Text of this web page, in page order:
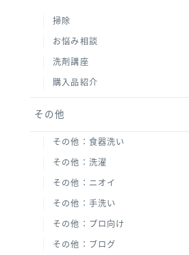
掃除
お悩み相談
洗剤講座
購入品紹介
その他
その他：食器洗い
その他：洗濯
その他：ニオイ
その他：手洗い
その他：プロ向け
その他：ブログ